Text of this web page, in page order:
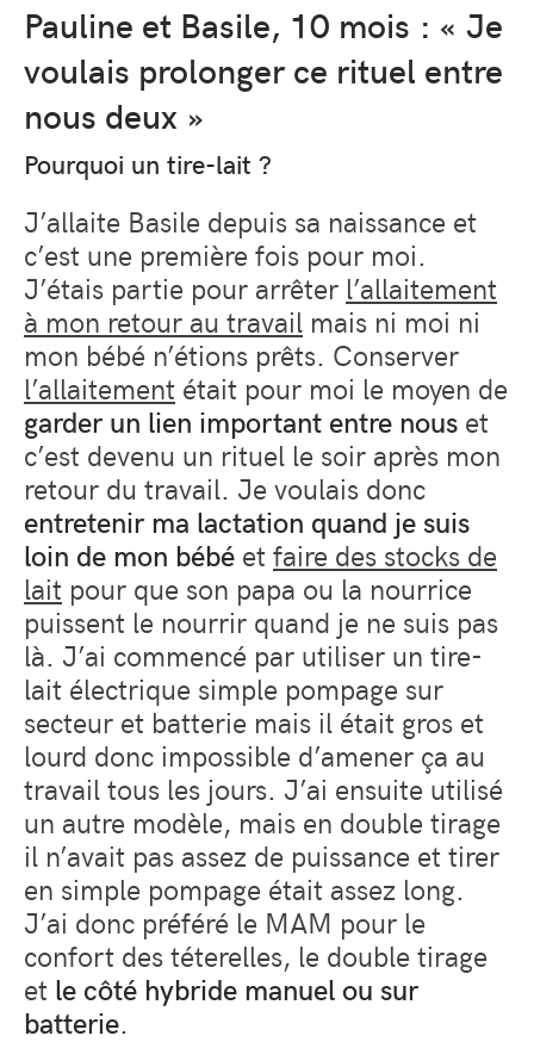
Pauline et Basile, 10 mois : « Je
voulais prolonger ce rituel entre
nous deux »
Pourquoi un tire-lait ?
J’allaite Basile depuis sa naissance et
c’est une première fois pour moi.
J’étais partie pour arrêter l’allaitement
à mon retour au travail mais ni moi ni
mon bébé n’étions prêts. Conserver
l’allaitement était pour moi le moyen de
garder un lien important entre nous et
c’est devenu un rituel le soir après mon
retour du travail. Je voulais donc
entretenir ma lactation quand je suis
loin de mon bébé et faire des stocks de
lait pour que son papa ou la nourrice
puissent le nourrir quand je ne suis pas
là. J’ai commencé par utiliser un tire-
lait électrique simple pompage sur
secteur et batterie mais il était gros et
lourd donc impossible d’amener ça au
travail tous les jours. J’ai ensuite utilisé
un autre modèle, mais en double tirage
il n’avait pas assez de puissance et tirer
en simple pompage était assez long.
J’ai donc préféré le MAM pour le
confort des téterelles, le double tirage
et le côté hybride manuel ou sur
batterie.